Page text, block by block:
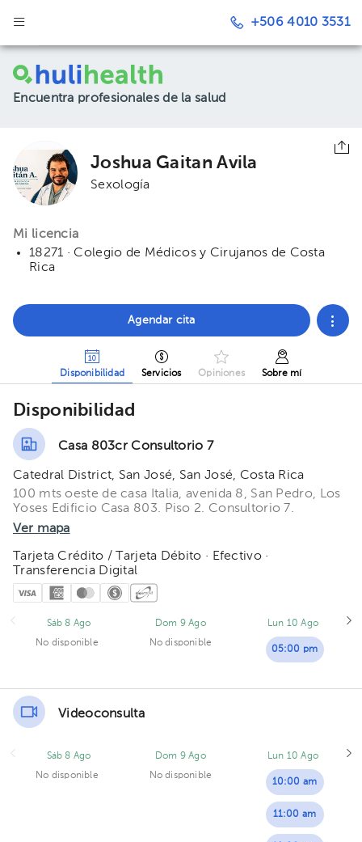
+506 4010 3531
Encuentra profesionales de la salud
Joshua Gaitan Avila
Sexología
Mi licencia
18271 · Colegio de Médicos y Cirujanos de Costa
Rica
Agendar cita
Disponibilidad Servicios Opiniones Sobre mí
Disponibilidad
Casa 803cr Consultorio 7
Catedral District, San José, San José, Costa Rica
100 mts oeste de casa Italia, avenida 8, San Pedro, Los
Yoses Edificio Casa 803. Piso 2. Consultorio 7.
Ver mapa
Tarjeta Crédito / Tarjeta Débito · Efectivo ·
Transferencia Digital
Sáb 8 Ago
No disponible
Dom 9 Ago
No disponible
Lun 10 Ago
05:00 pm
Videoconsulta
Sáb 8 Ago
No disponible
Dom 9 Ago
No disponible
Lun 10 Ago
10:00 am
11:00 am